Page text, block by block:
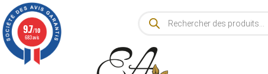
Recherche
9.7/10
683 avis